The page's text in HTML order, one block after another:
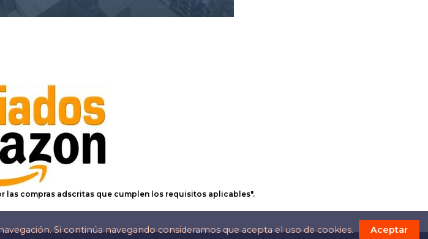
Si continúa navegando consideramos que acepta el uso de cookies. Aceptar
las compras adscritas que cumplen los requisitos aplicables".